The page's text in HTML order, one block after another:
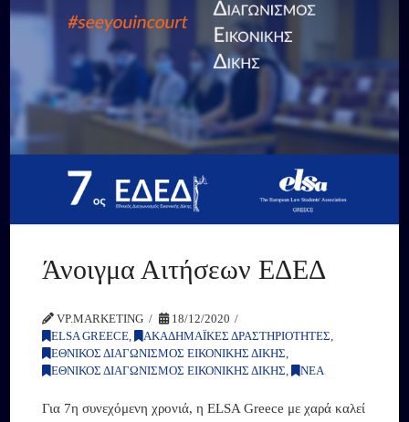
Άνοιγμα Αιτήσεων ΕΔΕΔ
VP.MARKETING
18/12/2020
ELSA GREECE
ΑΚΑΔΗΜΑΪΚΕΣ ΔΡΑΣΤΗΡΙΟΤΗΤΕΣ
ΕΘΝΙΚΟΣ ΔΙΑΓΩΝΙΣΜΟΣ ΕΙΚΟΝΙΚΗΣ ΔΙΚΗΣ
ΕΘΝΙΚΟΣ ΔΙΑΓΩΝΙΣΜΟΣ ΕΙΚΟΝΙΚΗΣ ΔΙΚΗΣ
ΝΕΑ
Για 7η συνεχόμενη χρονιά, η ELSA Greece με χαρά καλεί